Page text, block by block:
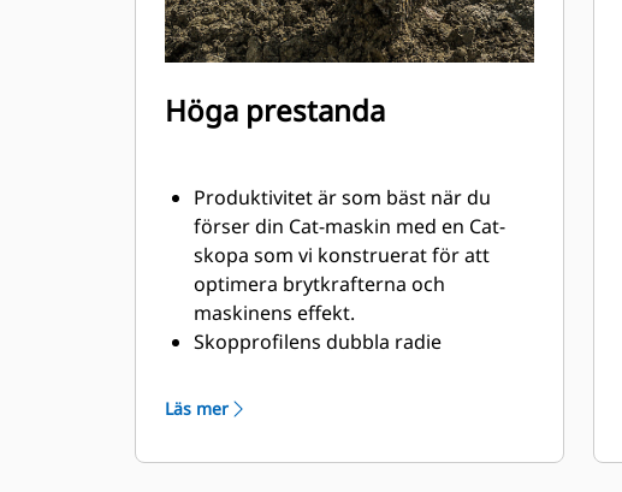
Höga prestanda
Produktivitet är som bäst när du
förser din Cat-maskin med en Cat-
skopa som vi konstruerat för att
optimera brytkrafterna och
maskinens effekt.
Skopprofilens dubbla radie
in i skopan. Skophälens utökade
inte släpar, vilket minskar
Läs mer